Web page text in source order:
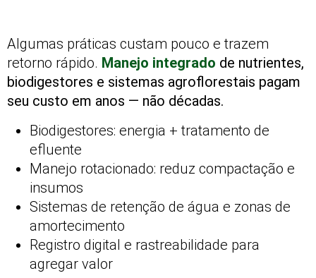
Algumas práticas custam pouco e trazem
retorno rápido. Manejo integrado de nutrientes,
biodigestores e sistemas agroflorestais pagam
seu custo em anos — não décadas.
Biodigestores: energia + tratamento de
efluente
Manejo rotacionado: reduz compactação e
insumos
Sistemas de retenção de água e zonas de
amortecimento
Registro digital e rastreabilidade para
agregar valor